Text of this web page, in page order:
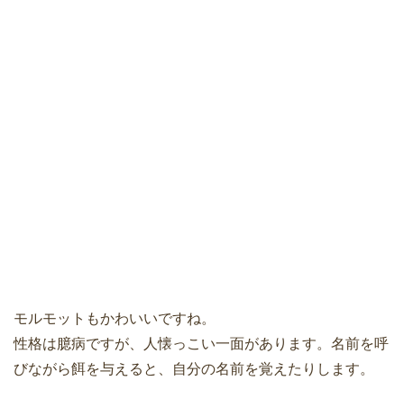
モルモットもかわいいですね。
性格は臆病ですが、人懐っこい一面があります。名前を呼
びながら餌を与えると、自分の名前を覚えたりします。